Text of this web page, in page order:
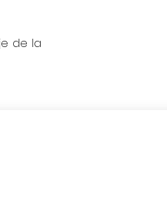
de la